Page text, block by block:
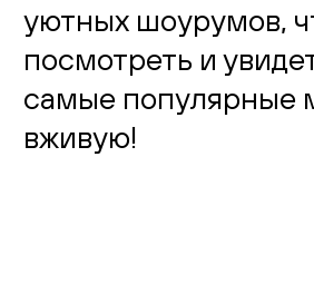
уютных шоурумов,
посмотреть и
самые популярные
вживую!